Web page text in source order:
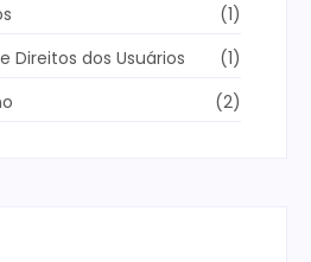
(1)
Direitos dos Usuários
(1)
(2)